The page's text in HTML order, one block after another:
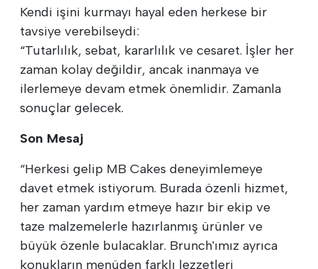
Kendi işini kurmayı hayal eden herkese bir
tavsiye verebilseydi:
“Tutarlılık, sebat, kararlılık ve cesaret. İşler her
zaman kolay değildir, ancak inanmaya ve
ilerlemeye devam etmek önemlidir. Zamanla
sonuçlar gelecek.
Son Mesaj
“Herkesi gelip MB Cakes deneyimlemeye
davet etmek istiyorum. Burada özenli hizmet,
her zaman yardım etmeye hazır bir ekip ve
taze malzemelerle hazırlanmış ürünler ve
büyük özenle bulacaklar. Brunch'ımız ayrıca
konukların menüden farklı lezzetleri